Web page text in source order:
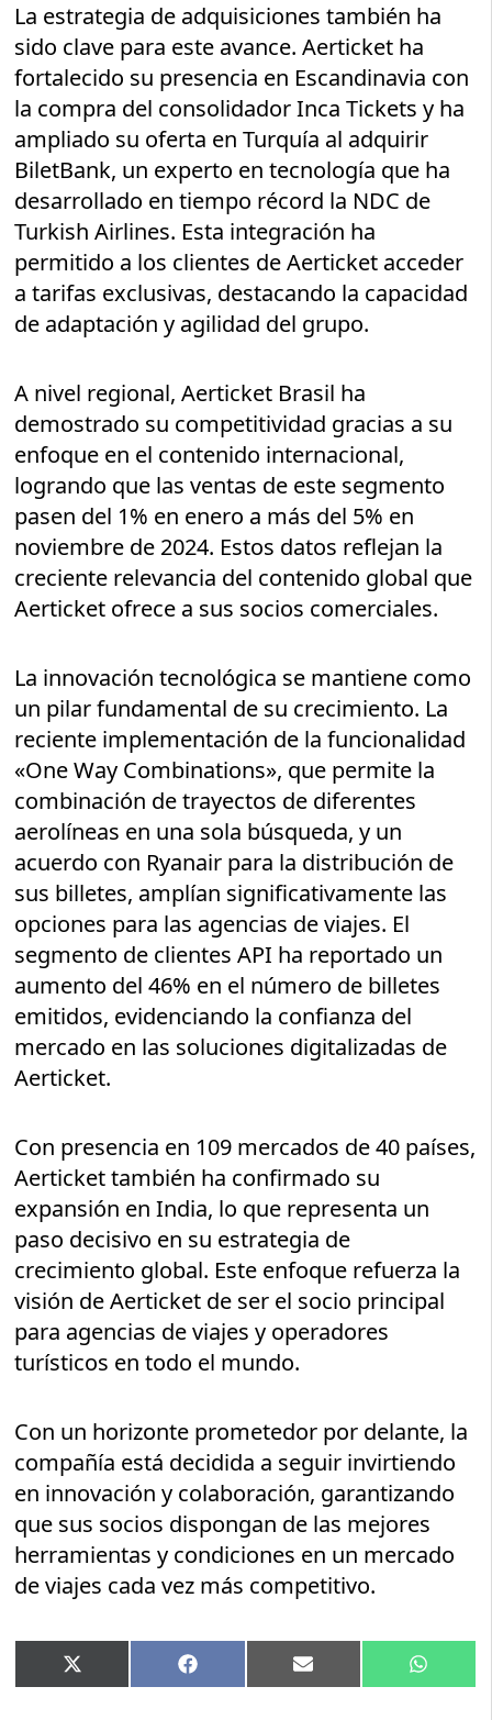
La estrategia de adquisiciones también ha
sido clave para este avance. Aerticket ha
fortalecido su presencia en Escandinavia con
la compra del consolidador Inca Tickets y ha
ampliado su oferta en Turquía al adquirir
BiletBank, un experto en tecnología que ha
desarrollado en tiempo récord la NDC de
Turkish Airlines. Esta integración ha
permitido a los clientes de Aerticket acceder
a tarifas exclusivas, destacando la capacidad
de adaptación y agilidad del grupo.
A nivel regional, Aerticket Brasil ha
demostrado su competitividad gracias a su
enfoque en el contenido internacional,
logrando que las ventas de este segmento
pasen del 1% en enero a más del 5% en
noviembre de 2024. Estos datos reflejan la
creciente relevancia del contenido global que
Aerticket ofrece a sus socios comerciales.
La innovación tecnológica se mantiene como
un pilar fundamental de su crecimiento. La
reciente implementación de la funcionalidad
«One Way Combinations», que permite la
combinación de trayectos de diferentes
aerolíneas en una sola búsqueda, y un
acuerdo con Ryanair para la distribución de
sus billetes, amplían significativamente las
opciones para las agencias de viajes. El
segmento de clientes API ha reportado un
aumento del 46% en el número de billetes
emitidos, evidenciando la confianza del
mercado en las soluciones digitalizadas de
Aerticket.
Con presencia en 109 mercados de 40 países,
Aerticket también ha confirmado su
expansión en India, lo que representa un
paso decisivo en su estrategia de
crecimiento global. Este enfoque refuerza la
visión de Aerticket de ser el socio principal
para agencias de viajes y operadores
turísticos en todo el mundo.
Con un horizonte prometedor por delante, la
compañía está decidida a seguir invirtiendo
en innovación y colaboración, garantizando
que sus socios dispongan de las mejores
herramientas y condiciones en un mercado
de viajes cada vez más competitivo.
Compartir
en
X
(Twitter)
Compartir
en
Facebook Compartir
en
Email
en